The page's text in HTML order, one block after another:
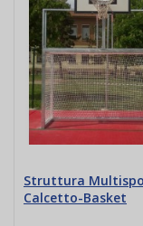
Struttura
Calcetto-Basket